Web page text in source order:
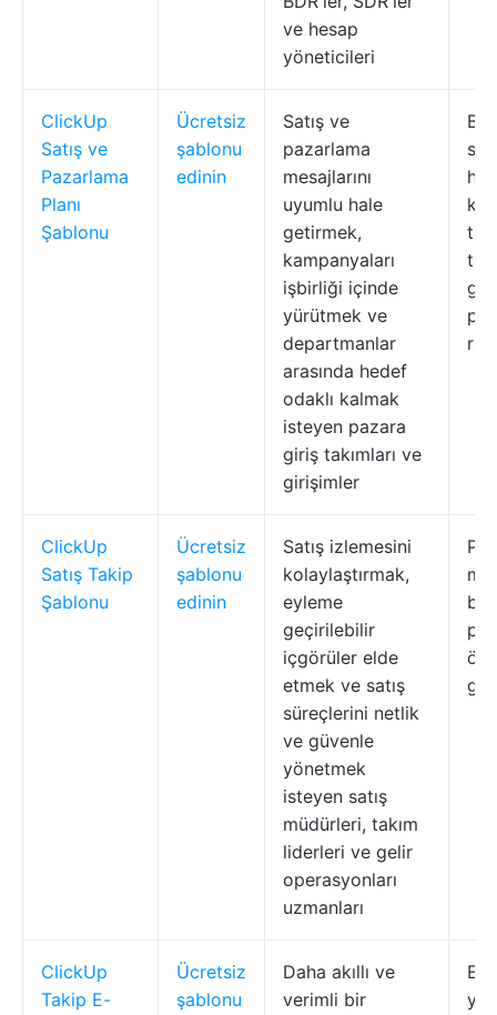
ve hesap
yöneticileri
ClickUp
Satış ve
Pazarlama
Planı
Şablonu
Ücretsiz
şablonu
edinin
Satış ve
pazarlama
mesajlarını
uyumlu hale
getirmek,
kampanyaları
işbirliği içinde
yürütmek ve
departmanlar
arasında hedef
odaklı kalmak
isteyen pazara
giriş takımları ve
girişimler
ClickUp
Satış Takip
Şablonu
Ücretsiz
şablonu
edinin
Satış izlemesini
kolaylaştırmak,
eyleme
geçirilebilir
içgörüler elde
etmek ve satış
süreçlerini netlik
ve güvenle
yönetmek
isteyen satış
müdürleri, takım
liderleri ve gelir
operasyonları
uzmanları
ClickUp
Takip E-
Ücretsiz
şablonu
Daha akıllı ve
verimli bir
E-